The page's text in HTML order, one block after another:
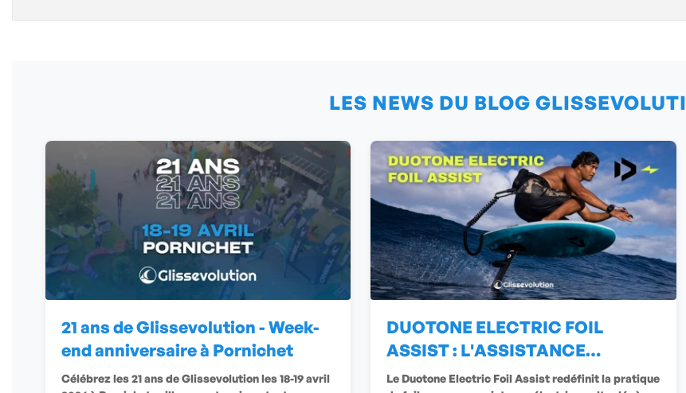
LES NEWS DU BLOG
21 ans de Glissevolution - Week-
end anniversaire à Pornichet
Célébrez les 21 ans de Glissevolution les 18-19 avril
DUOTONE ELECTRIC FOIL
ASSIST : L'ASSISTANCE
ÉLECTRIQUE
Le Duotone Electric Foil Assist redéfinit la pratique